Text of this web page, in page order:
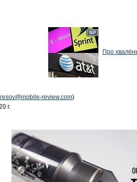
Про
review.com)
г.